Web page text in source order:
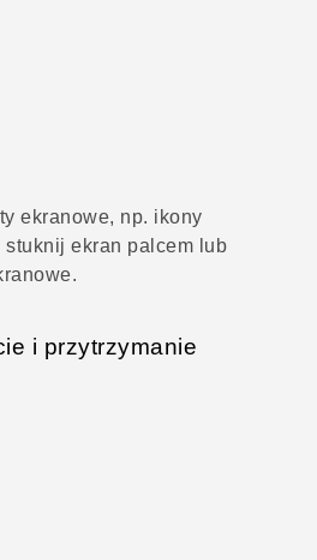
ekranowe, np. ikony
ekran palcem lub
i przytrzymanie